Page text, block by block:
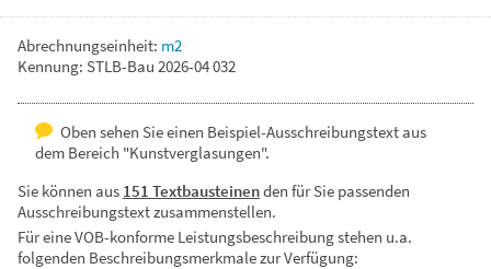
Abrechnungseinheit: m2
Kennung: STLB-Bau 2026-04 032
Oben sehen Sie einen Beispiel-Ausschreibungstext aus
dem Bereich "Kunstverglasungen".
Sie können aus 151 Textbausteinenden für Sie passenden
Ausschreibungstext zusammenstellen.
Für eine VOB-konforme Leistungsbeschreibung stehen u.a.
folgenden Beschreibungsmerkmale zur Verfügung: